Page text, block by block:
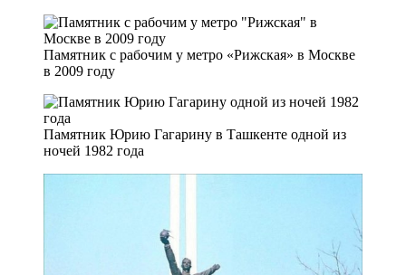
Памятник с рабочим у метро «Рижская» в Москве
в 2009 году
Памятник Юрию Гагарину в Ташкенте одной из
ночей 1982 года